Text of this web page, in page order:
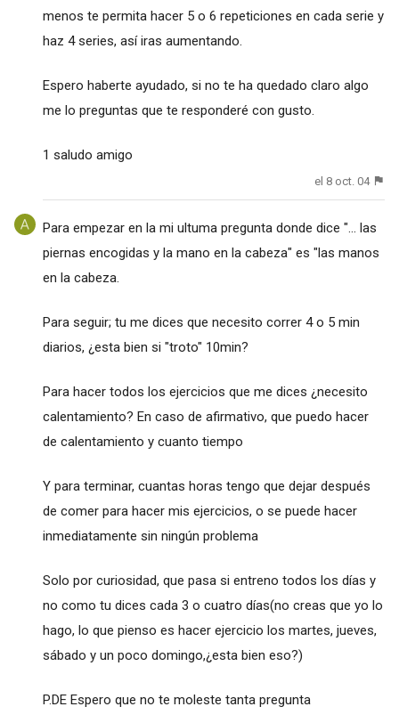
menos te permita hacer 5 o 6 repeticiones en cada serie y
haz 4 series, así iras aumentando.
Espero haberte ayudado, si no te ha quedado claro algo
me lo preguntas que te responderé con gusto.
1 saludo amigo
el 8 oct. 04
Para empezar en la mi ultuma pregunta donde dice "... las
piernas encogidas y la mano en la cabeza" es "las manos
en la cabeza.
Para seguir; tu me dices que necesito correr 4 o 5 min
diarios, ¿esta bien si "troto" 10min?
Para hacer todos los ejercicios que me dices ¿necesito
calentamiento? En caso de afirmativo, que puedo hacer
de calentamiento y cuanto tiempo
Y para terminar, cuantas horas tengo que dejar después
de comer para hacer mis ejercicios, o se puede hacer
inmediatamente sin ningún problema
Solo por curiosidad, que pasa si entreno todos los días y
no como tu dices cada 3 o cuatro días(no creas que yo lo
hago, lo que pienso es hacer ejercicio los martes, jueves,
sábado y un poco domingo,¿esta bien eso?)
P.DE Espero que no te moleste tanta pregunta